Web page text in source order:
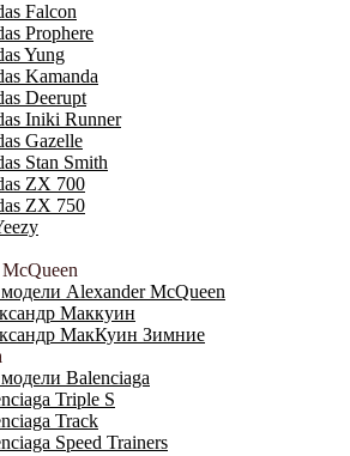
Falcon
Prophere
Yung
Kamanda
Deerupt
Iniki Runner
Gazelle
Stan Smith
ZX 700
ZX 750
Alexander McQueen
Маккуин
МакКуин Зимние
Balenciaga
Triple S
Track
Speed Trainers